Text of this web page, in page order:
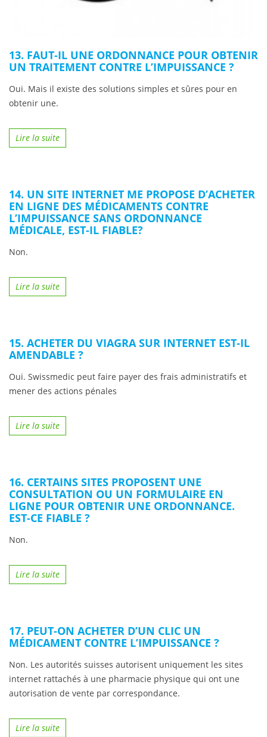
13. FAUT-IL UNE ORDONNANCE POUR OBTENIR
UN TRAITEMENT CONTRE L’IMPUISSANCE ?
Oui. Mais il existe des solutions simples et sûres pour en
obtenir une.
Lire la suite
14. UN SITE INTERNET ME PROPOSE D’ACHETER
EN LIGNE DES MÉDICAMENTS CONTRE
L’IMPUISSANCE SANS ORDONNANCE
MÉDICALE, EST-IL FIABLE?
Non.
Lire la suite
15. ACHETER DU VIAGRA SUR INTERNET EST-IL
AMENDABLE ?
Oui. Swissmedic peut faire payer des frais administratifs et
mener des actions pénales
Lire la suite
16. CERTAINS SITES PROPOSENT UNE
CONSULTATION OU UN FORMULAIRE EN
LIGNE POUR OBTENIR UNE ORDONNANCE.
EST-CE FIABLE ?
Non.
Lire la suite
17. PEUT-ON ACHETER D’UN CLIC UN
MÉDICAMENT CONTRE L’IMPUISSANCE ?
Non. Les autorités suisses autorisent uniquement les sites
internet rattachés à une pharmacie physique qui ont une
autorisation de vente par correspondance.
Lire la suite